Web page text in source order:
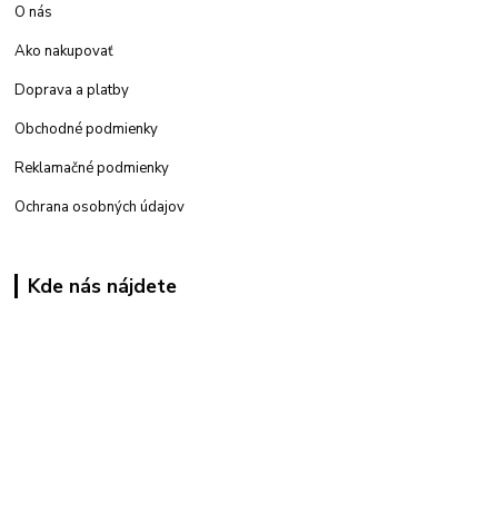
O nás
Ako nakupovať
Doprava a platby
Obchodné podmienky
Reklamačné podmienky
Ochrana osobných údajov
Kde nás nájdete